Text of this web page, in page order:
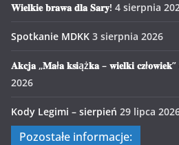
𝐖𝐢𝐞𝐥𝐤𝐢𝐞 𝐛𝐫𝐚𝐰𝐚 𝐝𝐥𝐚 𝐒𝐚𝐫𝐲! 4 sierpnia
Spotkanie MDKK 3 sierpnia 2026
𝐀𝐤𝐜𝐣𝐚 „𝐌𝐚ł𝐚 𝐤𝐬𝐢ąż𝐤𝐚 – 𝐰𝐢𝐞𝐥𝐤𝐢
2026
Kody Legimi – sierpień 29 lipca
Pozostałe informacje: